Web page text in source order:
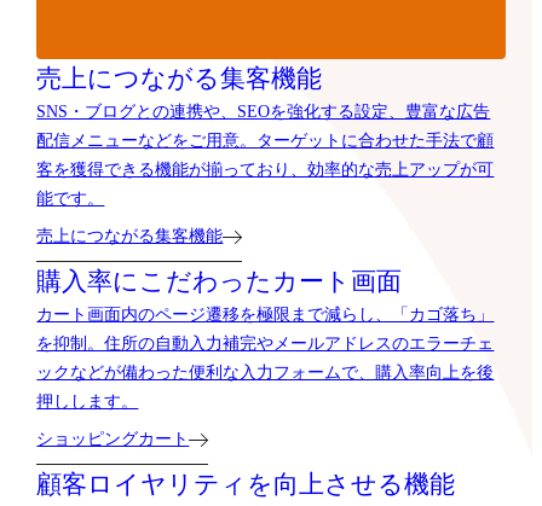
売上につながる集客機能
SNS・ブログとの連携や、SEOを強化する設定、豊富な広告
配信メニューなどをご用意。ターゲットに合わせた手法で顧
客を獲得できる機能が揃っており、効率的な売上アップが可
能です。
売上につながる集客機能
購入率にこだわったカート画面
カート画面内のページ遷移を極限まで減らし、「カゴ落ち」
を抑制。住所の自動入力補完やメールアドレスのエラーチェ
ックなどが備わった便利な入力フォームで、購入率向上を後
押しします。
ショッピングカート
顧客ロイヤリティを向上させる機能